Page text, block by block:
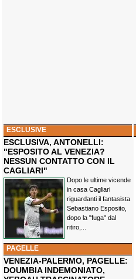
ESCLUSIVE
ESCLUSIVA, ANTONELLI:
"ESPOSITO AL VENEZIA?
NESSUN CONTATTO CON IL
CAGLIARI"
Dopo le ultime vicende
in casa Cagliari
riguardanti il fantasista
Sebastiano Esposito,
dopo la "fuga" dal
ritiro,...
PAGELLE
VENEZIA-PALERMO, PAGELLE:
DOUMBIA INDEMONIATO,